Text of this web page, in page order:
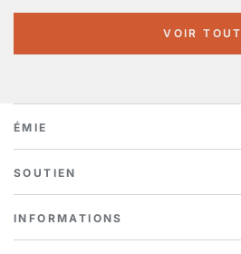
VOIR TOUT
ÉMIE
SOUTIEN
INFORMATIONS